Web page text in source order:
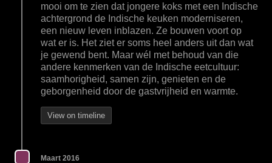
mooi om te zien dat jongere koks met een Indische
achtergrond de Indische keuken moderniseren,
een nieuw leven inblazen. Ze bouwen voort op
wat er is. Het ziet er soms heel anders uit dan wat
je gewend bent. Maar wél met behoud van die
andere kenmerken van de Indische eetcultuur:
saamhorigheid, samen zijn, genieten en de
geborgenheid door de gastvrijheid en warmte.
View on timeline
Maart 2016